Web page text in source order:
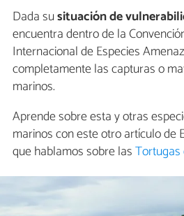
Dada susituación de
encuentra dentro de la
Internacional de Especies
completamente las capturas o
marinos.
Aprende sobre esta y otras
marinos con este otro artículo de
que hablamos sobre las